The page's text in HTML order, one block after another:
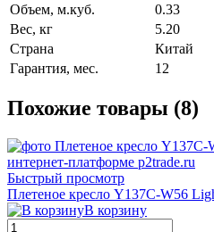
Объем, м.куб.
0.33
Вес, кг
5.20
Страна
Китай
Гарантия, мес.
12
Похожие товары (8)
Быстрый просмотр
Плетеное кресло Y137C-W56
В корзину